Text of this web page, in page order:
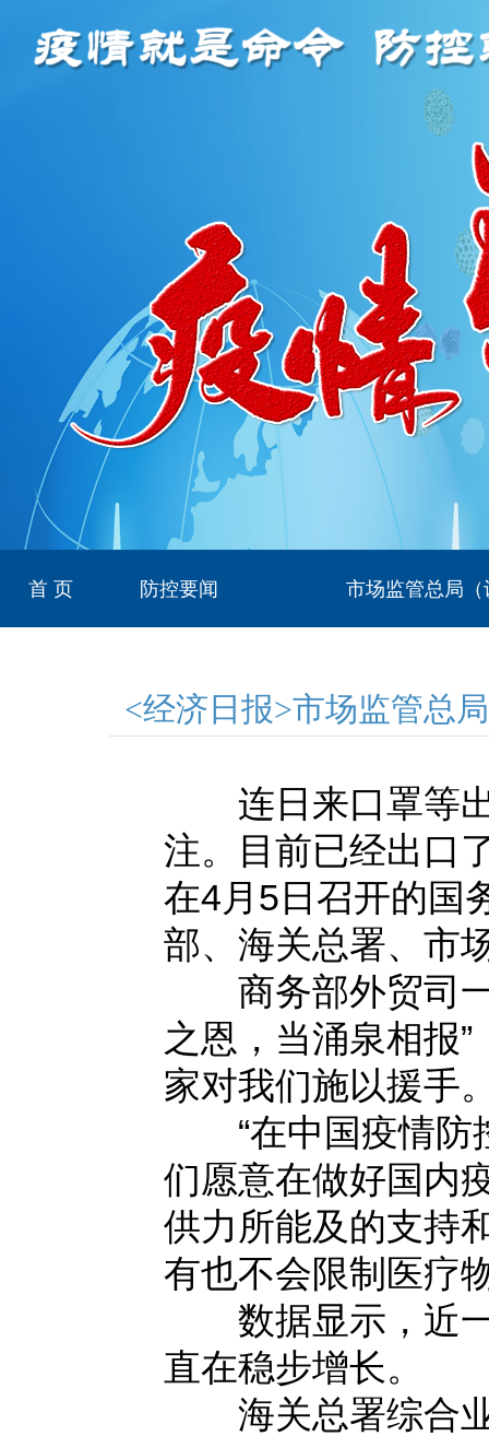
首 页 防控要闻 市场监管总局
<经济日报>市场监管总
连日来口罩等出
注。目前已经出口
在4月5日召开的国
部、海关总署、市
商务部外贸司一
之恩，当涌泉相报
家对我们施以援手
“在中国疫情防
们愿意在做好国内
供力所能及的支持
有也不会限制医疗
数据显示，近一
直在稳步增长。
海关总署综合业